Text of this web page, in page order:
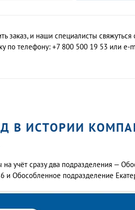
заказ, и наши специалисты свяжуться
по телефону: +7 800 500 19 53 или e-
В ИСТОРИИ
учёт сразу два подразделения —
и Обособленное подразделение